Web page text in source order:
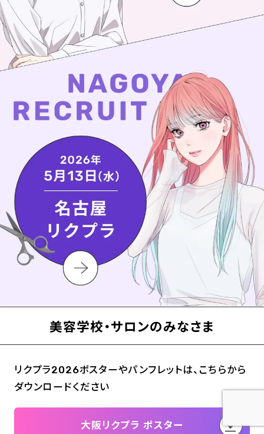
美容学校・サロンのみなさま
リクプラ2026ポスターやパンフレットは、こちらから
ダウンロードください
大阪リクプラ ポスター